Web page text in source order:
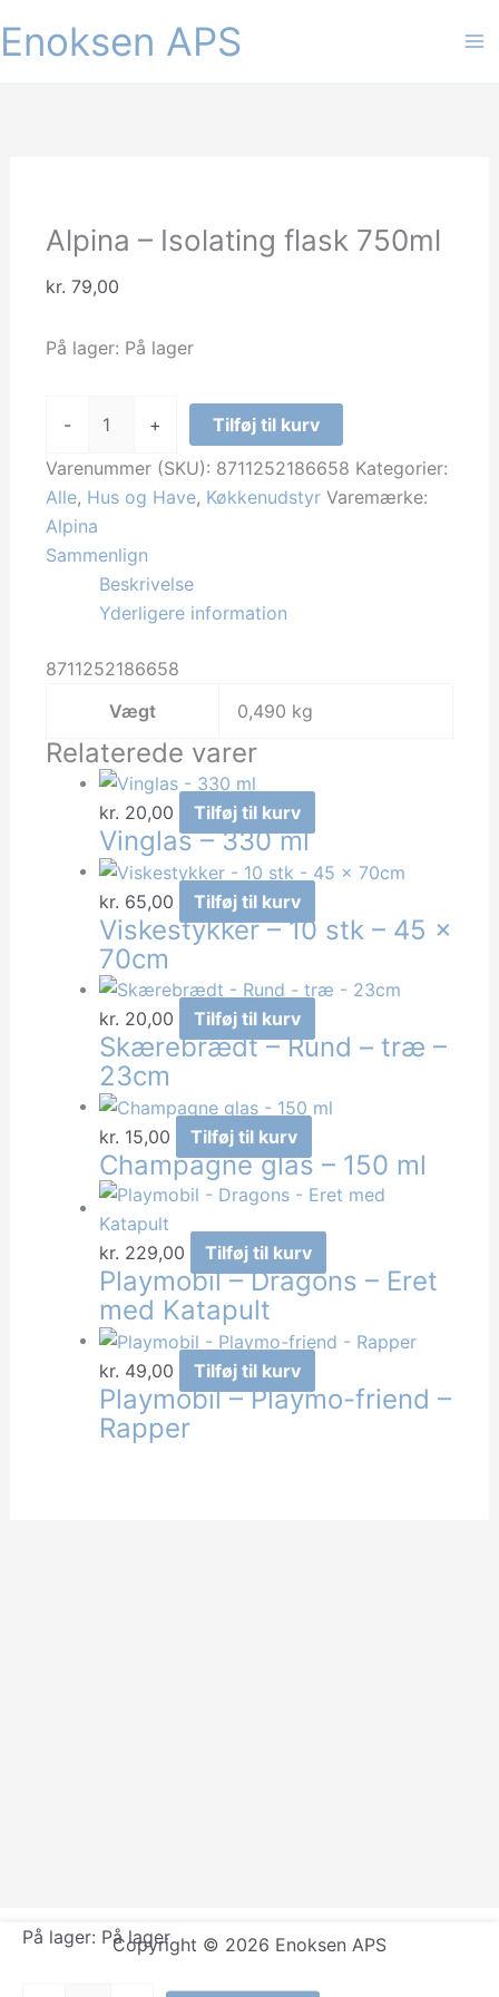
til
Enoksen APS
Alpina – Isolating flask 750ml
kr. 79,00
På lager: På lager
-
Isolating
flask
750ml
antal
+
Tilføj til kurv
Varenummer (SKU): 8711252186658 Kategorier:
Alle, Hus og Have, Køkkenudstyr Varemærke:
Alpina
Sammenlign
Beskrivelse
Yderligere information
8711252186658
Vægt
0,490 kg
Relaterede varer
kr. 20,00 Tilføj til kurv
Vinglas – 330 ml
kr. 65,00 Tilføj til kurv
Viskestykker – 10 stk – 45 x
70cm
kr. 20,00 Tilføj til kurv
Skærebrædt – Rund – træ –
23cm
kr. 15,00 Tilføj til kurv
Champagne glas – 150 ml
kr. 229,00 Tilføj til kurv
Playmobil – Dragons – Eret
med Katapult
kr. 49,00 Tilføj til kurv
Playmobil – Playmo-friend –
Rapper
Copyright © 2026 Enoksen APS
På lager: På lager